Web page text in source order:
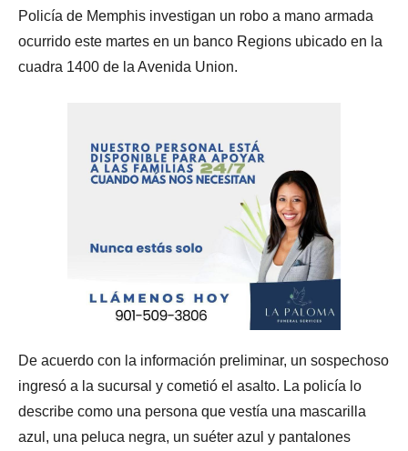
Policía de Memphis investigan un robo a mano armada
ocurrido este martes en un banco Regions ubicado en la
cuadra 1400 de la Avenida Union.
De acuerdo con la información preliminar, un sospechoso
ingresó a la sucursal y cometió el asalto. La policía lo
describe como una persona que vestía una mascarilla
azul, una peluca negra, un suéter azul y pantalones